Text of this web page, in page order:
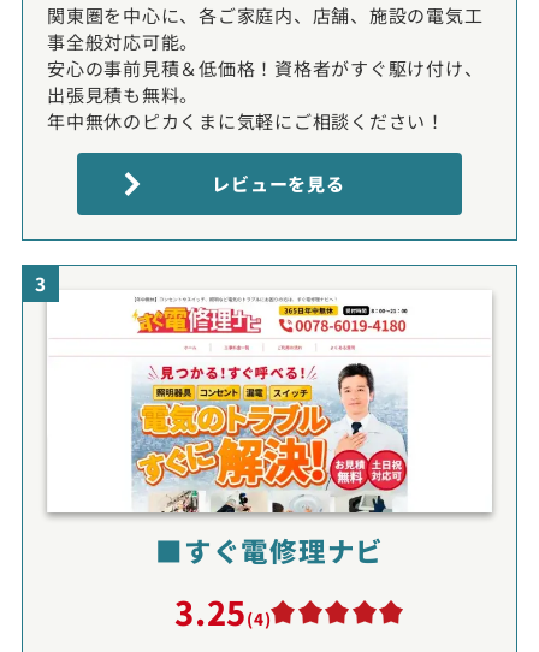
関東圏を中心に、各ご家庭内、店舗、施設の電気工
事全般対応可能。
安心の事前見積＆低価格！資格者がすぐ駆け付け、
出張見積も無料。
年中無休のピカくまに気軽にご相談ください！
レビューを見る
3
■すぐ電修理ナビ
3.25(4)